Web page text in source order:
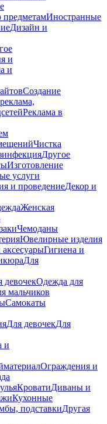
предметамИностранные
Дизайн и
и
и
Создание
Реклама в
Чистка
Другое
Изготовление
услуги
и проведениеДекор и
Женская
Чемоданы
Ювелирные изделия
Гигиена и
Для
девочекОдежда для
мальчиков
Самокаты
Для девочекДля
и
Ограждения и
КроватиДиваны и
Кухонные
подставкиДругая